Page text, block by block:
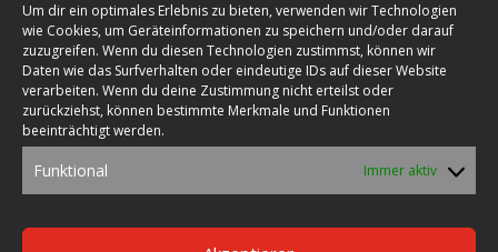
Um dir ein optimales Erlebnis zu bieten, verwenden wir Technologien
wie Cookies, um Geräteinformationen zu speichern und/oder darauf
zuzugreifen. Wenn du diesen Technologien zustimmst, können wir
Daten wie das Surfverhalten oder eindeutige IDs auf dieser Website
verarbeiten. Wenn du deine Zustimmung nicht erteilst oder
zurückziehst, können bestimmte Merkmale und Funktionen
beeinträchtigt werden.
Funktional Immer aktiv
 Druckerei Lohmann

Markt 23
39435 Egeln